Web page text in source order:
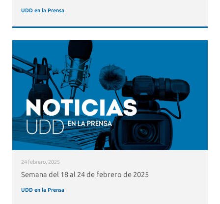
UDD en la Prensa
24 febrero, 2025
Semana del 18 al 24 de febrero de 2025
UDD en la Prensa